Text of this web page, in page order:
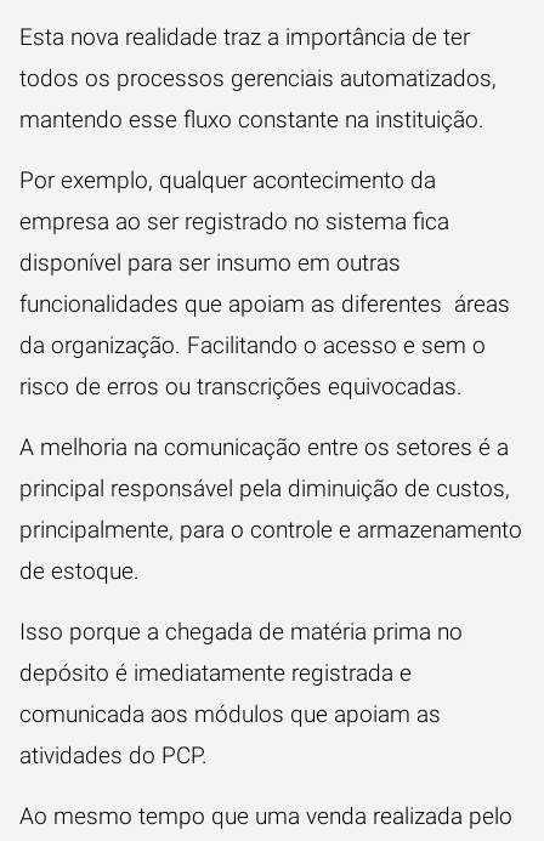
Esta nova realidade traz a importância de ter
todos os processos gerenciais automatizados,
mantendo esse fluxo constante na instituição.
Por exemplo, qualquer acontecimento da
empresa ao ser registrado no sistema fica
disponível para ser insumo em outras
funcionalidades que apoiam as diferentes áreas
da organização. Facilitando o acesso e sem o
risco de erros ou transcrições equivocadas.
A melhoria na comunicação entre os setores é a
principal responsável pela diminuição de custos,
principalmente, para o controle e armazenamento
de estoque.
Isso porque a chegada de matéria prima no
depósito é imediatamente registrada e
comunicada aos módulos que apoiam as
atividades do PCP.
Ao mesmo tempo que uma venda realizada pelo